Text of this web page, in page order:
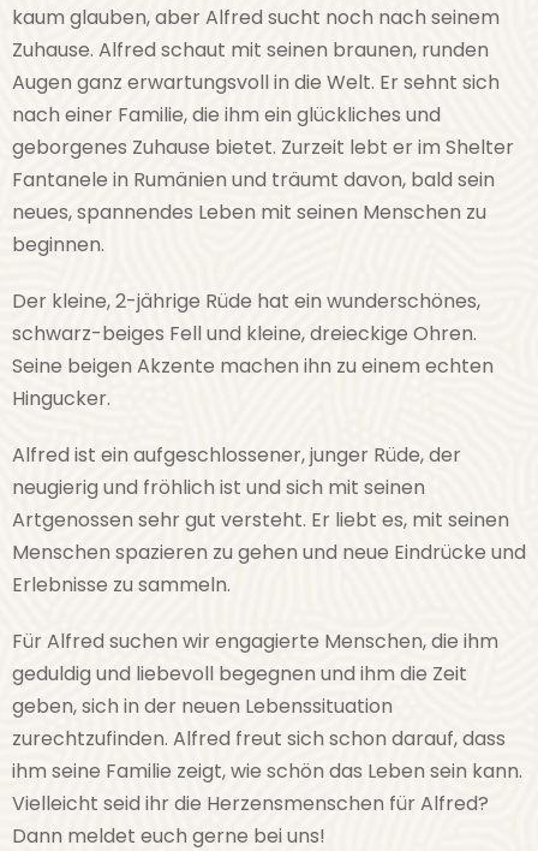
kaum glauben, aber Alfred sucht noch nach seinem
Zuhause. Alfred schaut mit seinen braunen, runden
Augen ganz erwartungsvoll in die Welt. Er sehnt sich
nach einer Familie, die ihm ein glückliches und
geborgenes Zuhause bietet. Zurzeit lebt er im Shelter
Fantanele in Rumänien und träumt davon, bald sein
neues, spannendes Leben mit seinen Menschen zu
beginnen.
Der kleine, 2-jährige Rüde hat ein wunderschönes,
schwarz-beiges Fell und kleine, dreieckige Ohren.
Seine beigen Akzente machen ihn zu einem echten
Hingucker.
Alfred ist ein aufgeschlossener, junger Rüde, der
neugierig und fröhlich ist und sich mit seinen
Artgenossen sehr gut versteht. Er liebt es, mit seinen
Menschen spazieren zu gehen und neue Eindrücke und
Erlebnisse zu sammeln.
Für Alfred suchen wir engagierte Menschen, die ihm
geduldig und liebevoll begegnen und ihm die Zeit
geben, sich in der neuen Lebenssituation
zurechtzufinden. Alfred freut sich schon darauf, dass
ihm seine Familie zeigt, wie schön das Leben sein kann.
Vielleicht seid ihr die Herzensmenschen für Alfred?
Dann meldet euch gerne bei uns!